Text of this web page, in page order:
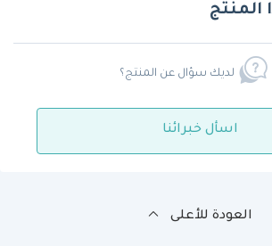
المنتج
لديك سؤال عن المنتج؟
اسأل خبرائنا
العودة للأعلى